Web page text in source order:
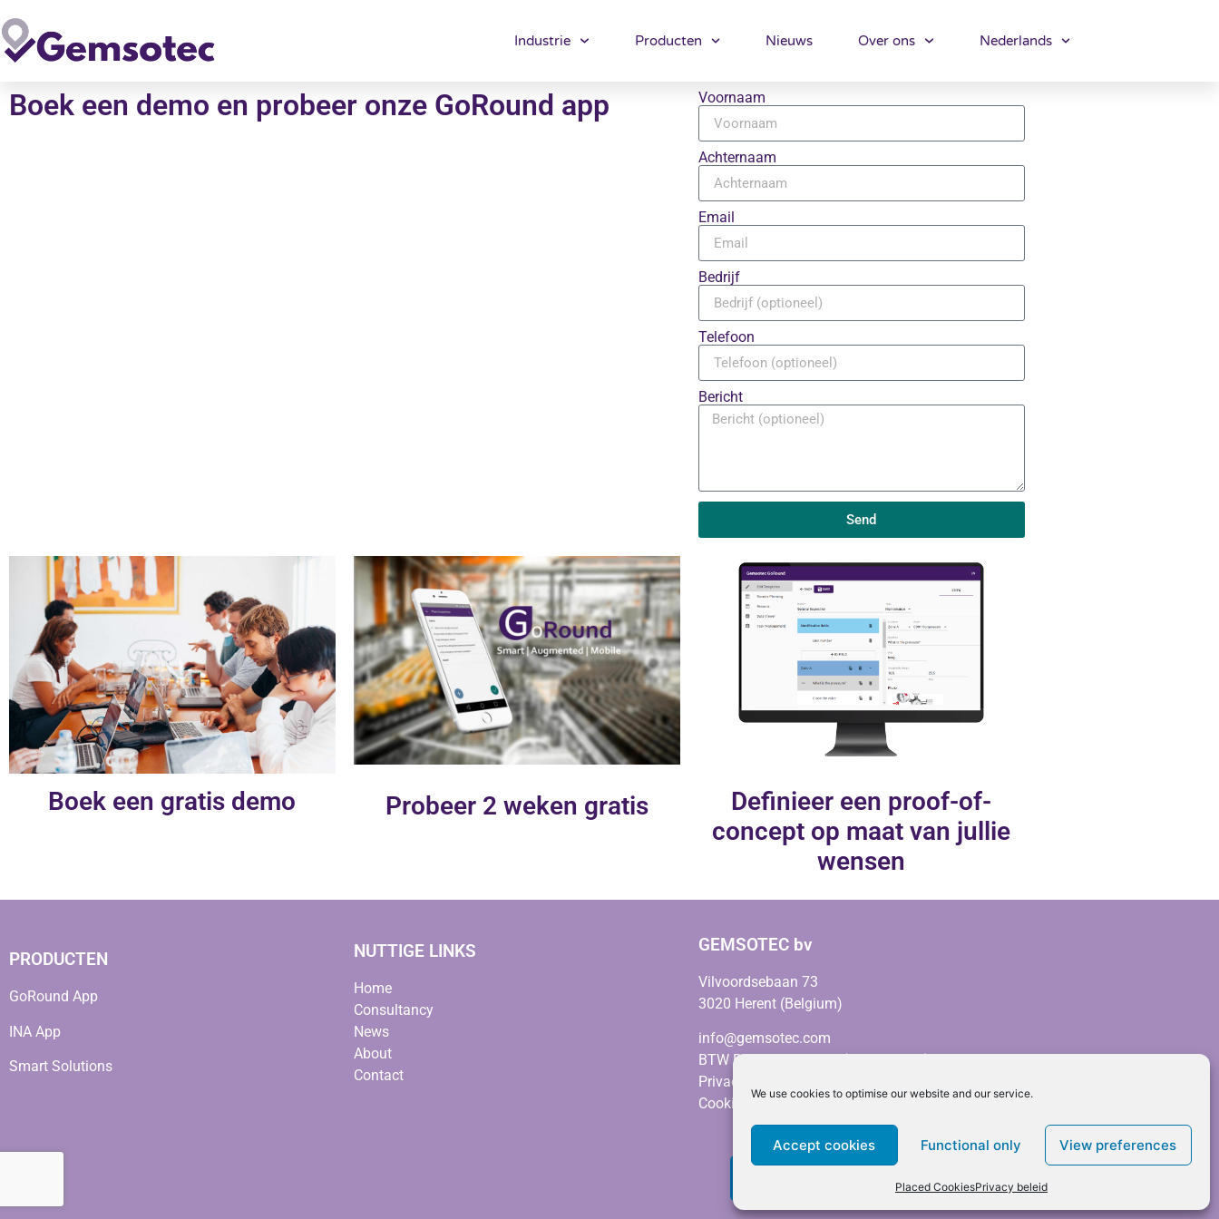
We use cookies to optimise our website and our service.
Accept cookies Functional only View preferences
Placed CookiesPrivacy beleid
Industrie Producten Nieuws Over ons Nederlands
Boek een demo en probeer onze GoRound app
Voornaam
Achternaam
Email
Bedrijf
Telefoon
Bericht
Send
Boek een gratis demo Probeer 2 weken gratis
Definieer een proof-of-
concept op maat van jullie
wensen
PRODUCTEN
GoRound App
INA App
Smart Solutions
NUTTIGE LINKS
Home
Consultancy
News
About
Contact
GEMSOTEC bv
Vilvoordsebaan 73
3020 Herent (Belgium)
info@gemsotec.com
BTW BE0678.664.161 (
Privacy policy
Cookie policy